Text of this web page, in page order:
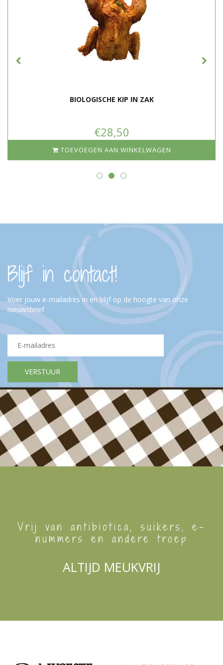
BIOLOGISCHE KIP IN ZAK
€28,50
TOEVOEGEN AAN WINKELWAGEN
Blijf in contact!
Voer jouw e-mailadres in en blijf op de hoogte van onze
nieuwsbrief
Vrij van antibiotica, suikers, e-
nummers en andere troep
ALTIJD MEUKVRIJ